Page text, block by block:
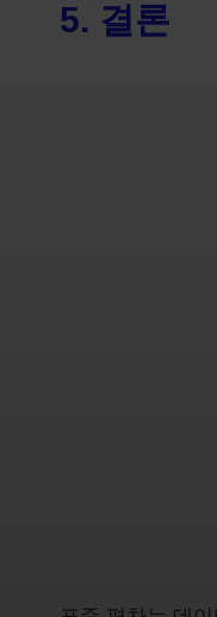
5. 결론